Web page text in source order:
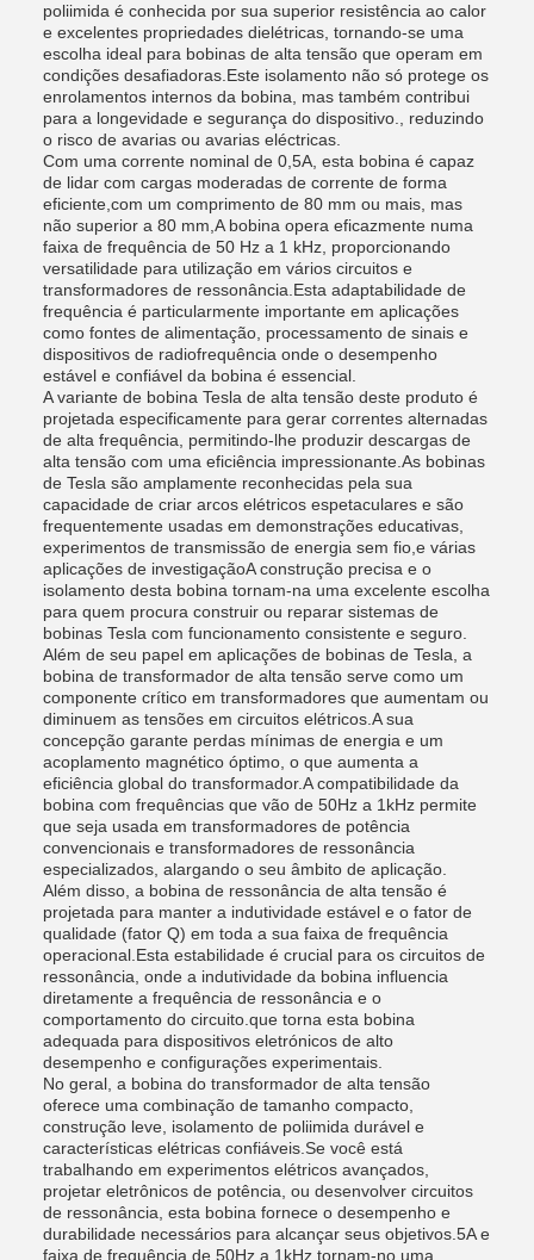
poliimida é conhecida por sua superior resistência ao calor
e excelentes propriedades dielétricas, tornando-se uma
escolha ideal para bobinas de alta tensão que operam em
condições desafiadoras.Este isolamento não só protege os
enrolamentos internos da bobina, mas também contribui
para a longevidade e segurança do dispositivo., reduzindo
o risco de avarias ou avarias eléctricas.
Com uma corrente nominal de 0,5A, esta bobina é capaz
de lidar com cargas moderadas de corrente de forma
eficiente,com um comprimento de 80 mm ou mais, mas
não superior a 80 mm,A bobina opera eficazmente numa
faixa de frequência de 50 Hz a 1 kHz, proporcionando
versatilidade para utilização em vários circuitos e
transformadores de ressonância.Esta adaptabilidade de
frequência é particularmente importante em aplicações
como fontes de alimentação, processamento de sinais e
dispositivos de radiofrequência onde o desempenho
estável e confiável da bobina é essencial.
A variante de bobina Tesla de alta tensão deste produto é
projetada especificamente para gerar correntes alternadas
de alta frequência, permitindo-lhe produzir descargas de
alta tensão com uma eficiência impressionante.As bobinas
de Tesla são amplamente reconhecidas pela sua
capacidade de criar arcos elétricos espetaculares e são
frequentemente usadas em demonstrações educativas,
experimentos de transmissão de energia sem fio,e várias
aplicações de investigaçãoA construção precisa e o
isolamento desta bobina tornam-na uma excelente escolha
para quem procura construir ou reparar sistemas de
bobinas Tesla com funcionamento consistente e seguro.
Além de seu papel em aplicações de bobinas de Tesla, a
bobina de transformador de alta tensão serve como um
componente crítico em transformadores que aumentam ou
diminuem as tensões em circuitos elétricos.A sua
concepção garante perdas mínimas de energia e um
acoplamento magnético óptimo, o que aumenta a
eficiência global do transformador.A compatibilidade da
bobina com frequências que vão de 50Hz a 1kHz permite
que seja usada em transformadores de potência
convencionais e transformadores de ressonância
especializados, alargando o seu âmbito de aplicação.
Além disso, a bobina de ressonância de alta tensão é
projetada para manter a indutividade estável e o fator de
qualidade (fator Q) em toda a sua faixa de frequência
operacional.Esta estabilidade é crucial para os circuitos de
ressonância, onde a indutividade da bobina influencia
diretamente a frequência de ressonância e o
comportamento do circuito.que torna esta bobina
adequada para dispositivos eletrónicos de alto
desempenho e configurações experimentais.
No geral, a bobina do transformador de alta tensão
oferece uma combinação de tamanho compacto,
construção leve, isolamento de poliimida durável e
características elétricas confiáveis.Se você está
trabalhando em experimentos elétricos avançados,
projetar eletrônicos de potência, ou desenvolver circuitos
de ressonância, esta bobina fornece o desempenho e
durabilidade necessários para alcançar seus objetivos.5A e
faixa de frequência de 50Hz a 1kHz tornam-no uma